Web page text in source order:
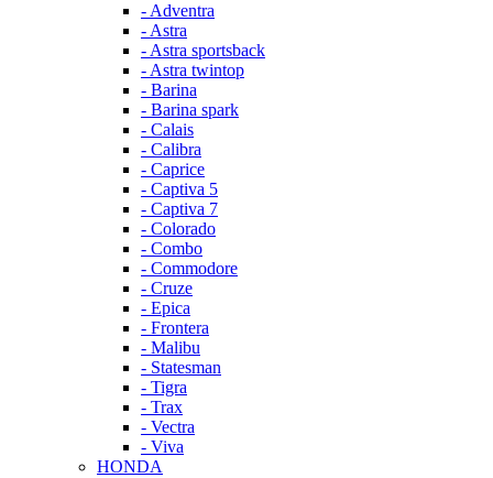
- Adventra
- Astra
- Astra sportsback
- Astra twintop
- Barina
- Barina spark
- Calais
- Calibra
- Caprice
- Captiva 5
- Captiva 7
- Colorado
- Combo
- Commodore
- Cruze
- Epica
- Frontera
- Malibu
- Statesman
- Tigra
- Trax
- Vectra
- Viva
HONDA